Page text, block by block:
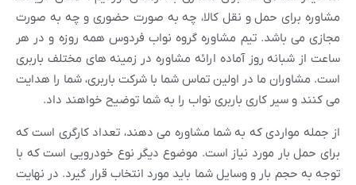
مشاوره برای حمل و نقل کالا، چه به صورت حضوری و چه به صورت
مجازی می باشد. تیم مشاوره گروه نواب فردوس همه روزه و در هر
ساعت از شبانه روز آماده ارائه مشاوره در زمینه های مختلف باربری
است. مشاوران ما در اولین تماس شما با شرکت باربری، شما را هدایت
می کنند و سیر کاری باربری نواب را به شما توضیح خواهند داد.
از جمله مواردی که به شما مشاوره می دهند، تعداد کارگری است که
برای حمل بار مورد نیاز است. موضوع دیگر نوع خودرویی است که با
توجه به حجم بار و وسایل شما باید مورد انتخاب قرار گیرد. در نهایت